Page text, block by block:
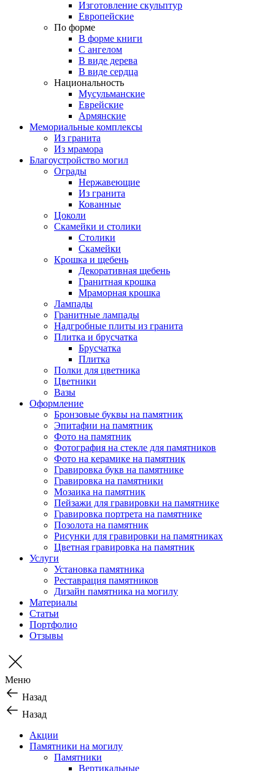
Изготовление скульптур
Европейские
По форме
В форме книги
С ангелом
В виде дерева
В виде сердца
Национальность
Мусульманские
Еврейские
Армянские
Мемориальные комплексы
Из гранита
Из мрамора
Благоустройство могил
Ограды
Нержавеющие
Из гранита
Кованные
Цоколи
Скамейки и столики
Столики
Скамейки
Крошка и щебень
Декоративная щебень
Гранитная крошка
Мраморная крошка
Лампады
Гранитные лампады
Надгробные плиты из гранита
Плитка и брусчатка
Брусчатка
Плитка
Полки для цветника
Цветники
Вазы
Оформление
Бронзовые буквы на памятник
Эпитафии на памятник
Фото на памятник
Фотография на стекле для памятников
Фото на керамике на памятник
Гравировка букв на памятнике
Гравировка на памятники
Мозаика на памятник
Пейзажи для гравировки на памятнике
Гравировка портрета на памятнике
Позолота на памятник
Рисунки для гравировки на памятниках
Цветная гравировка на памятник
Услуги
Установка памятника
Реставрация памятников
Дизайн памятника на могилу
Материалы
Статьи
Портфолио
Отзывы
Меню
Назад
Назад
Акции
Памятники на могилу
Памятники
Вертикальные